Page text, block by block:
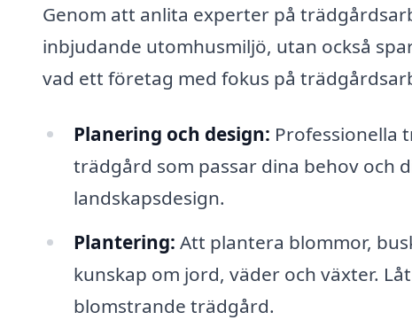
Genom att anlita experter på
inbjudande utomhusmiljö, utan också
vad ett företag med fokus på
Planering och design: Professionella
trädgård som passar dina behov och
landskapsdesign.
Plantering: Att plantera blommor,
kunskap om jord, väder och växter.
blomstrande trädgård.